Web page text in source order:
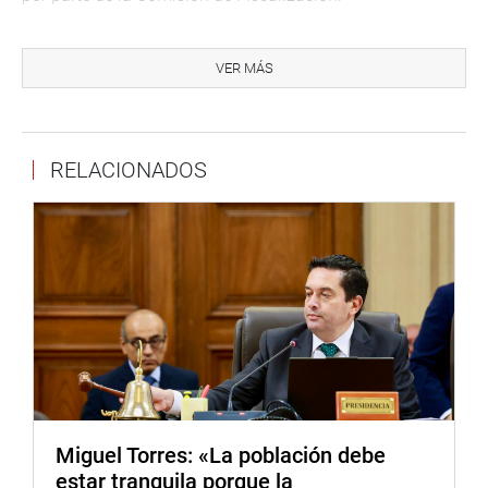
investigación debería alcanzar a los que han promovido
las protestas, paros y bloqueos de vías en distintas
investigadora con esa finalidad.
El congresista, Héctor Valer Pinto (PD), señaló que las
comisiones ordinarias -sea de Fiscalización o de Defensa
Nacional- pueden realizar las investigaciones solicitadas
para no incurrir en gastos inadecuados. Su colega Wilson
Soto (AP) se pronunció a favor de una profunda
investigación para que no reine la impunidad.
La legisladora, Patricia Juárez Gallegos (FP), lamentó las
expresiones de algunos colegas que se oponen a que se
colegas Paul Gutiérrez (PL) y Darwin Espinoza (AP)
VER MÁS
RELACIONADOS
Miguel Torres: «La población debe
estar tranquila porque la